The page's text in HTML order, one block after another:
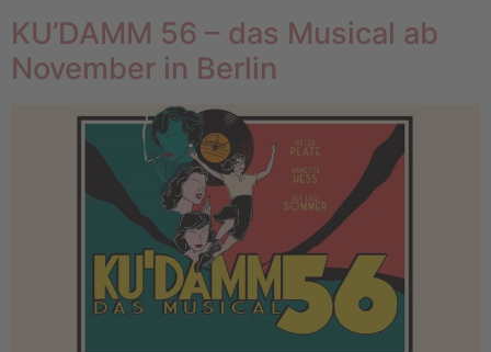
KU’DAMM 56 – das Musical ab
November in Berlin